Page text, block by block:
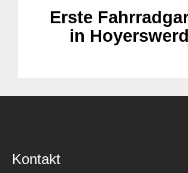
Erste
in
Kontakt